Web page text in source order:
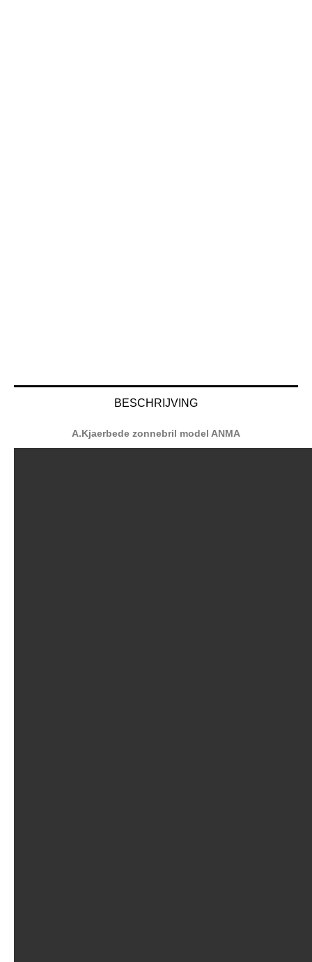
BESCHRIJVING
A.Kjaerbede zonnebril model ANMA